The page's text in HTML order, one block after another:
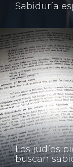
Sabiduría
Los judíos
buscan